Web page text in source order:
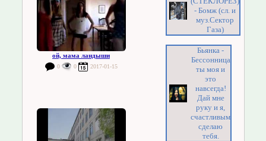
ой, мама ландыши
0 0 2017-01-15
- Бомж (сл. и
муз.Сектор
Газа)
Бьянка -
Бессонница
ты моя и
это
навсегда!
Дай мне
руку и я,
счастливым
сделаю
тебя.